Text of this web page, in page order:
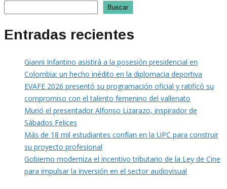
Buscar
Entradas recientes
Gianni Infantino asistirá a la posesión presidencial en
Colombia: un hecho inédito en la diplomacia deportiva
EVAFE 2026 presentó su programación oficial y ratificó su
compromiso con el talento femenino del vallenato
Murió el presentador Alfonso Lizarazo, inspirador de
Sábados Felices
Más de 18 mil estudiantes confían en la UPC para construir
su proyecto profesional
Gobierno moderniza el incentivo tributario de la Ley de Cine
para impulsar la inversión en el sector audiovisual